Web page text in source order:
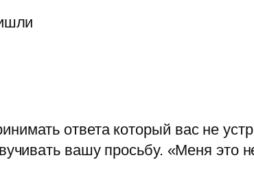
ответа который вас не
вашу просьбу. «Меня это